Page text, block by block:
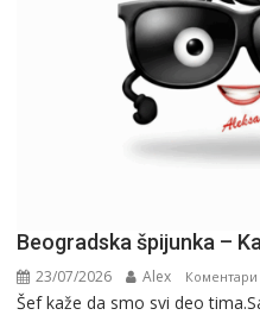
Beogradska špijunka –
23/07/2026 Alex
Šef kaže da smo svi deo